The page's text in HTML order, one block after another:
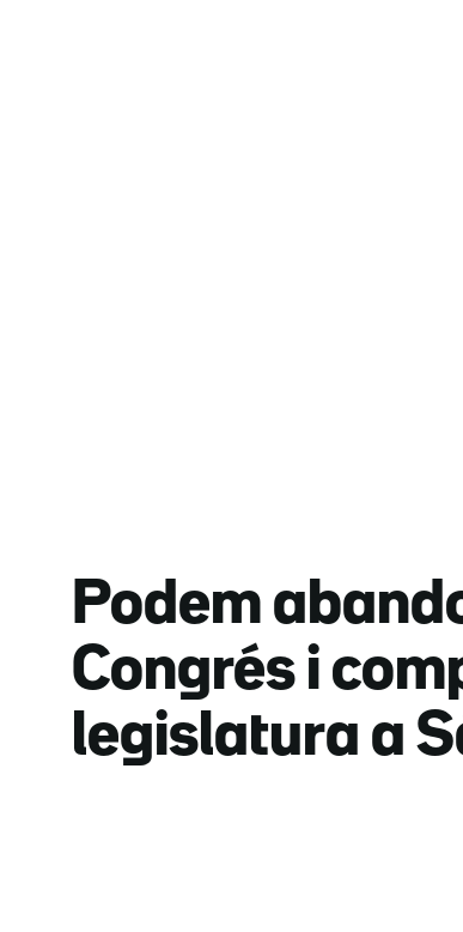
Podem
Congrés i
legislatura a